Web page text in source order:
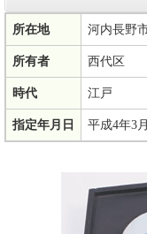
所在地 河内長野
所有者 西代区
時代 江戸
指定年月日 平成4年3